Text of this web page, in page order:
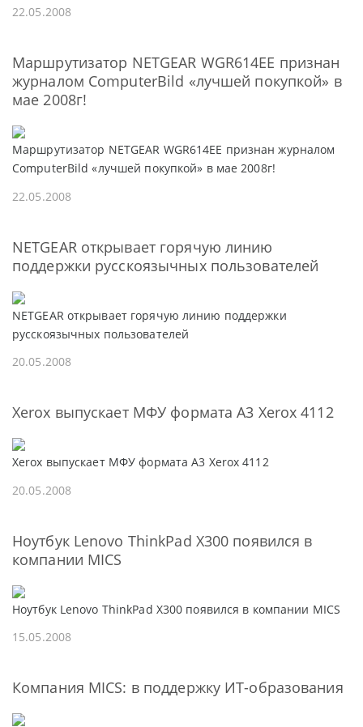
22.05.2008
Маршрутизатор NETGEAR WGR614EE признан
журналом ComputerBild «лучшей покупкой» в
мае 2008г!
Маршрутизатор NETGEAR WGR614EE признан журналом
ComputerBild «лучшей покупкой» в мае 2008г!
22.05.2008
NETGEAR открывает горячую линию
поддержки русскоязычных пользователей
NETGEAR открывает горячую линию поддержки
русскоязычных пользователей
20.05.2008
Xerox выпускает МФУ формата A3 Xerox 4112
Xerox выпускает МФУ формата A3 Xerox 4112
20.05.2008
Ноутбук Lenovo ThinkPad X300 появился в
компании MICS
Ноутбук Lenovo ThinkPad X300 появился в компании MICS
15.05.2008
Компания MICS: в поддержку ИТ-образования